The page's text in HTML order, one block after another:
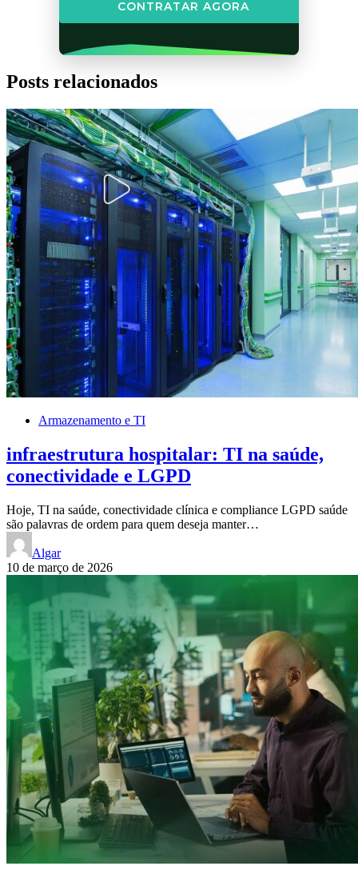
CONTRATAR AGORA
Posts relacionados
Armazenamento e TI
infraestrutura hospitalar: TI na saúde,
conectividade e LGPD
Hoje, TI na saúde, conectividade clínica e compliance LGPD saúde
são palavras de ordem para quem deseja manter…
Algar
10 de março de 2026